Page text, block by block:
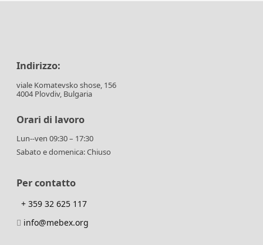
Indirizzo:
viale Komatevsko shose, 156
4004 Plovdiv, Bulgaria
Orari di lavoro
Lun--ven 09:30 – 17:30
Sabato e domenica: Chiuso
Per contatto
+ 359 32 625 117
info@mebex.org